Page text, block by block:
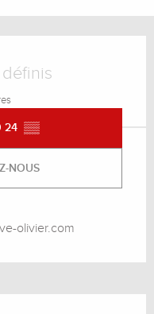
24 ▒▒
NOUS
olivier.com